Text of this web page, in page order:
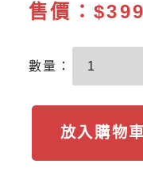
售價：
數量：
放入購物車